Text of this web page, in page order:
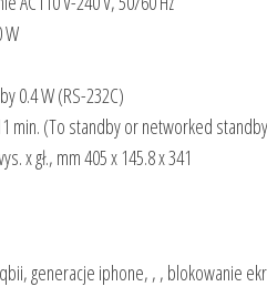
W
0.4 W (RS-232C)
min. (To standby or networked
x gł., mm 405 x 145.8 x 341
generacje iphone, , , blokowanie